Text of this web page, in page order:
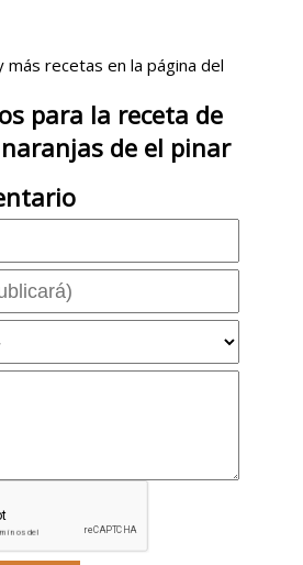
recetas en la página del
para la receta de
de el pinar